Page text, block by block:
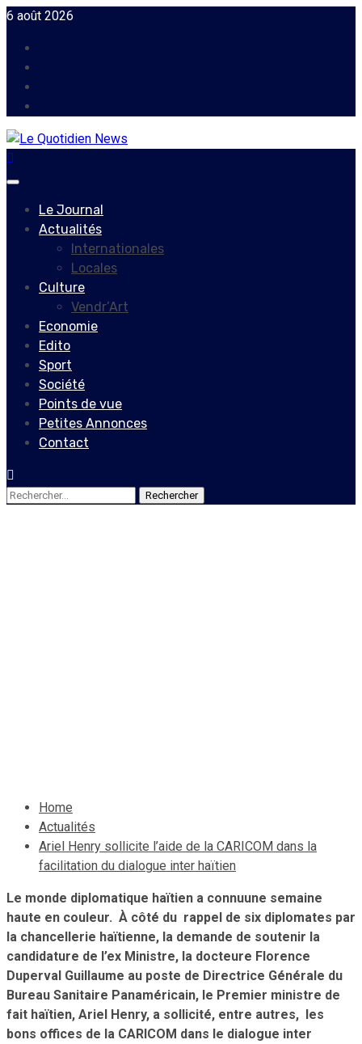
Skip
content
6 août 2026
Primary
Le Journal
Actualités
Internationales
Locales
Culture
Vendr’Art
Economie
Edito
Sport
Société
Points de vue
Petites Annonces
Contact
Rechercher :
Home
Actualités
Ariel Henry sollicite l’aide de la CARICOM dans la
facilitation du dialogue inter haïtien
Le monde diplomatique haïtien a connuune semaine
haute en couleur. À côté du rappel de six diplomates par
la chancellerie haïtienne, la demande de soutenir la
candidature de l’ex Ministre, la docteure Florence
Duperval Guillaume au poste de Directrice Générale du
Bureau Sanitaire Panaméricain, le Premier ministre de
fait haïtien, Ariel Henry, a sollicité, entre autres, les
bons offices de la CARICOM dans le dialogue inter